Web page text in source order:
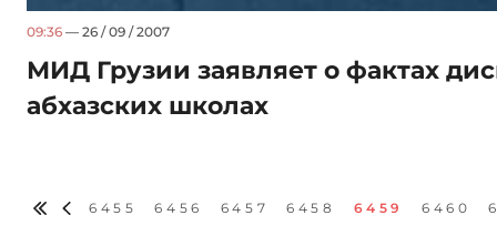
09:36 — 26 / 09 / 2007
МИД Грузии заявляет о фактах
абхазских школах
6455 6456 6457 6458 6459 6460